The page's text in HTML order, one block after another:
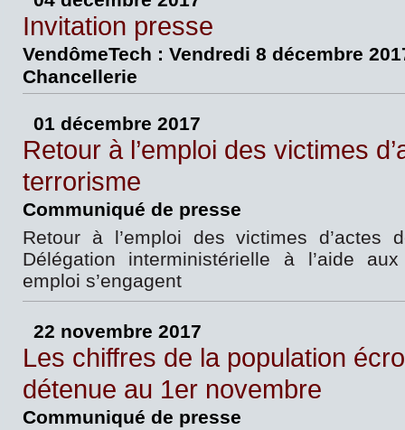
Invitation presse
VendômeTech : Vendredi 8 décembre
Chancellerie
01 décembre 2017
Retour à l’emploi des victimes
terrorisme
Communiqué de presse
Retour à l’emploi des victimes d’actes
Délégation interministérielle à l’aide
emploi s’engagent
22 novembre 2017
Les chiffres de la population
détenue au 1er novembre
Communiqué de presse